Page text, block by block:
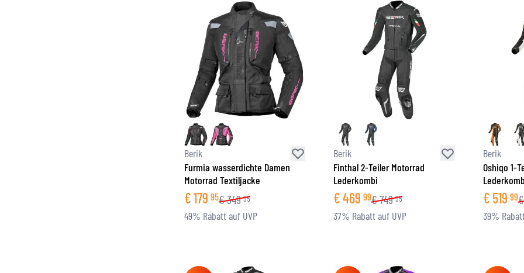
Berik
Furmia wasserdichte Damen
Motorrad Textiljacke
€179 95€349 95
49% Rabatt auf UVP
Berik
Finthal 2-Teiler Motorrad
Lederkombi
€469 99€749 95
37% Rabatt auf UVP
Berik
Oshiqo 1-
€ 519 99€
39%